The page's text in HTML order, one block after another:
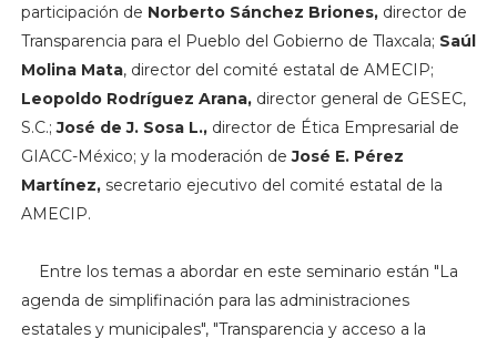
participación de Norberto Sánchez Briones,director de
Transparencia para el Pueblo del Gobierno de Tlaxcala; Saúl
Molina Mata, director del comité estatal de AMECIP;
Leopoldo Rodríguez Arana, director general de GESEC,
S.C.;José de J. Sosa L.,director de Ética Empresarial de
GIACC-México; y la moderación deJosé E. Pérez
Martínez,secretario ejecutivo del comité estatal de la
AMECIP.
Entre los temas a abordar en este seminario están "La
agenda de simplifinación para las administraciones
estatales y municipales", "Transparencia y acceso a la